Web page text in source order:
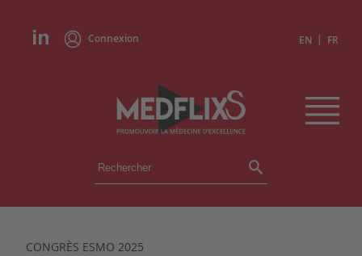
Connexion EN | FR
ÉVÉNEMENTS
INSTITUTIONS
CONGRÈS ESMO 2025